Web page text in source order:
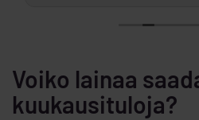
Voiko lainaa
kuukausituloja?